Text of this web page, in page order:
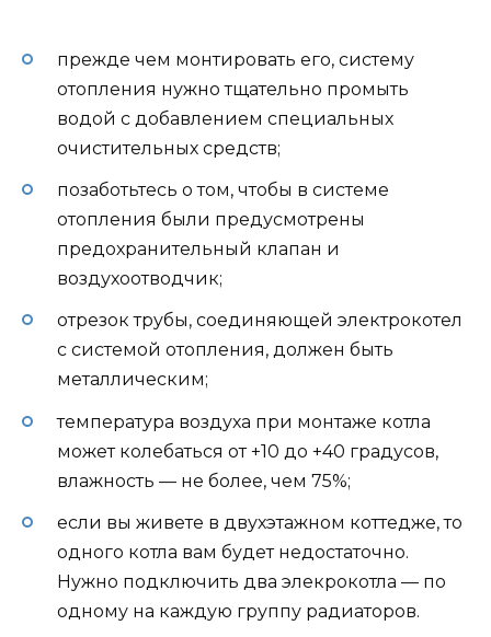
прежде чем монтировать его, систему
отопления нужно тщательно промыть
водой с добавлением специальных
очистительных средств;
позаботьтесь о том, чтобы в системе
отопления были предусмотрены
предохранительный клапан и
воздухоотводчик;
отрезок трубы, соединяющей электрокотел
с системой отопления, должен быть
металлическим;
температура воздуха при монтаже котла
может колебаться от +10 до +40 градусов,
влажность — не более, чем 75%;
если вы живете в двухэтажном коттедже, то
одного котла вам будет недостаточно.
Нужно подключить два элекрокотла — по
одному на каждую группу радиаторов.